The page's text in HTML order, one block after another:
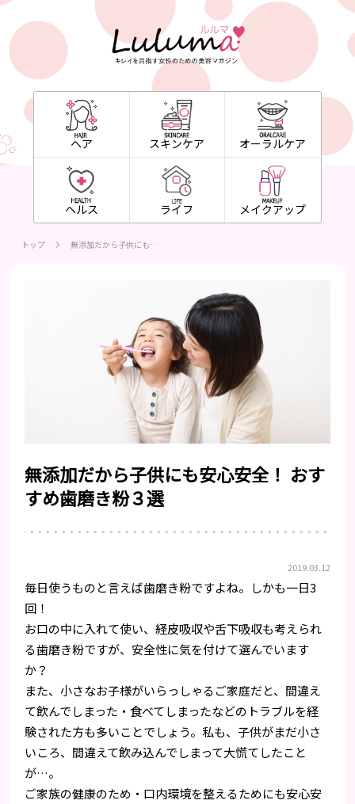
ヘア スキンケア オーラルケア
ヘルス ライフ メイクアップ
トップ 無添加だから子供にも…
無添加だから子供にも安心安全！ おす
すめ歯磨き粉３選
2019.03.12
毎日使うものと言えば歯磨き粉ですよね。しかも一日3
回！
お口の中に入れて使い、経皮吸収や舌下吸収も考えられ
る歯磨き粉ですが、安全性に気を付けて選んでいます
か？
また、小さなお子様がいらっしゃるご家庭だと、間違え
て飲んでしまった・食べてしまったなどのトラブルを経
験された方も多いことでしょう。私も、子供がまだ小さ
いころ、間違えて飲み込んでしまって大慌てしたこと
が…。
ご家族の健康のため・口内環境を整えるためにも安心安